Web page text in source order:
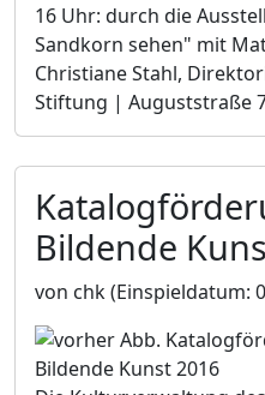
16 Uhr: durch die
Sandkorn sehen" mit
Christiane Stahl,
Stiftung | Auguststraße
Bildende
von chk(Einspieldatum: